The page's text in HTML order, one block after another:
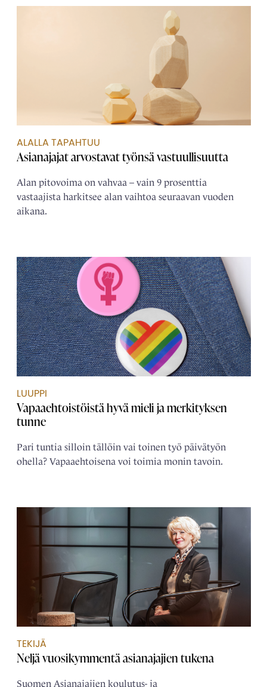
ALALLA TAPAHTUU
Asianajajat arvostavat työnsä vastuullisuutta
Alan pitovoima on vahvaa – vain 9 prosenttia
vastaajista harkitsee alan vaihtoa seuraavan vuoden
aikana.
LUUPPI
Vapaaehtoistöistä hyvä mieli ja merkityksen
tunne
Pari tuntia silloin tällöin vai toinen työ päivätyön
ohella? Vapaaehtoisena voi toimia monin tavoin.
TEKIJÄ
Neljä ­vuosikymmentä ­asianajajien tukena
Suomen Asianajajien koulutus- ja